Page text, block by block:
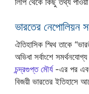
লিপি থেকে কিছু তথ্য
ভারতের নেপোলিয়ন
ঐতিহাসিক স্মিথ তাকে
অভিধা সর্বাংশে
চন্দ্রগুপ্ত মৌর্য-এর পর
বিজয়ী ভারতের ইতিহাসে